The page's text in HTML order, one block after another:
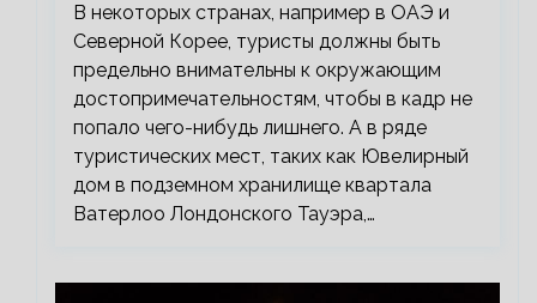
В некоторых странах, например в ОАЭ и
Северной Корее, туристы должны быть
предельно внимательны к окружающим
достопримечательностям, чтобы в кадр не
попало чего-нибудь лишнего. А в ряде
туристических мест, таких как Ювелирный
дом в подземном хранилище квартала
Ватерлоо Лондонского Тауэра,…